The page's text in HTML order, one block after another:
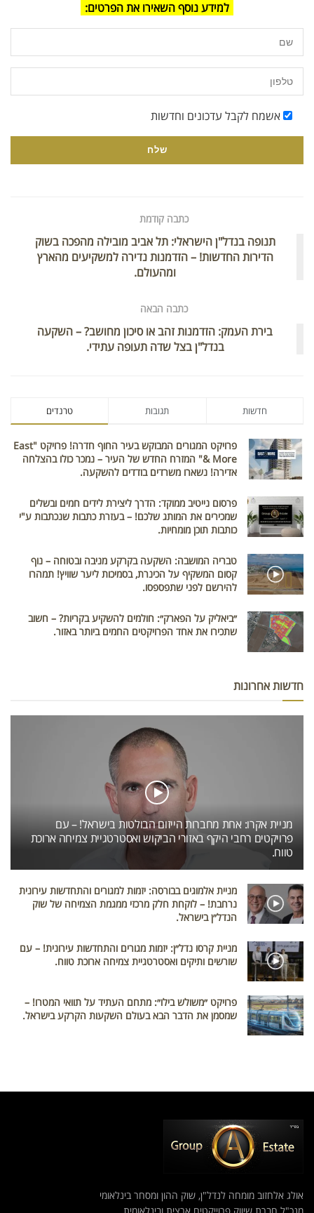
למידע נוסף השאירו את הפרטים:
אשמח לקבל עדכונים וחדשות
כתבה קודמת
תנופה בנדל"ן הישראלי: תל אביב מובילה מהפכה בשוק
הדירות החדשות! – הזדמנות נדירה למשקיעים מהארץ
ומהעולם.
כתבה הבאה
בירת העמק: הזדמנות זהב או סיכון מחושב? – השקעה
בנדל"ן בצל שדה תעופה עתידי.
טרנדים תגובות חדשות
פרויקט המגורים המבוקש בעיר החוף חדרה! פרויקט "East
& More" המזרח החדש של העיר – נמכר כולו בהצלחה
אדירה! נשארו משרדים בודדים להשקעה.
פרסום נייטיב ממוקד: הדרך ליצירת לידים חמים ובשלים
שמכירים את המותג שלכם! – בעזרת כתבות שנכתבות ע"י
כותבות תוכן מומחיות.
טבריה המושבה: השקעה בקרקע מניבה ובטוחה – נוף
קסום המשקיף על הכינרת, בסמיכות ליער שוויץ! תמהרו
להירשם לפני שתפספסו.
״ביאליק על הפארק״: חולמים להשקיע בקריות? – חשוב
שתכירו את אחד הפרויקטים החמים ביותר באזור.
חדשות אחרונות
מניית אקרו: אחת מחברות הייזום הבולטות בישראל! – עם
פרויקטים רחבי היקף באזורי הביקוש ואסטרטגיית צמיחה ארוכת
טווח.
מניית אלמוגים בבורסה: יזמות למגורים והתחדשות עירונית
נרחבת! – לוקחת חלק מרכזי ממגמת הצמיחה של שוק
הנדל״ן בישראל.
מניית קרסו נדל״ן: יזמות מגורים והתחדשות עירונית! – עם
שורשים ותיקים ואסטרטגיית צמיחה ארוכת טווח.
פרויקט ״משולש בילו״: מתחם העתיד על תוואי המטרו! –
שמסמן את הדבר הבא בעולם השקעות הקרקע בישראל.
אולג אלחזוב מומחה לנדל"ן, שוק ההון ומסחר בינלאומי